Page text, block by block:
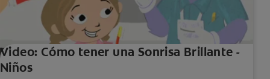
Video: Cómo tener una Sonrisa Brillante -
Niños